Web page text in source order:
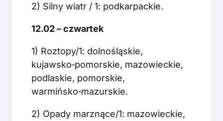
2) Silny wiatr / 1: podkarpackie.
12.02 – czwartek
1) Roztopy/1: dolnośląskie,
kujawsko‑pomorskie, mazowieckie,
podlaskie, pomorskie,
warmińsko‑mazurskie.
2) Opady marznące/1: mazowieckie,